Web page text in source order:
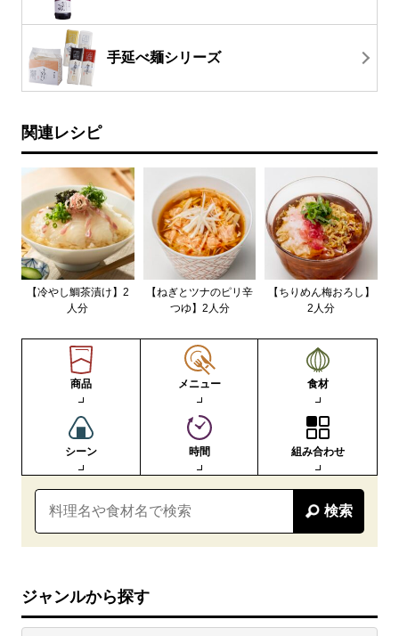
手延べ麺シリーズ
関連レシピ
【冷やし鯛茶漬け】2
人分
【ねぎとツナのピリ辛
つゆ】2人分
【ちりめん梅おろし】
2人分
商品 メニュー 食材
シーン 時間 組み合わせ
検索
ジャンルから探す